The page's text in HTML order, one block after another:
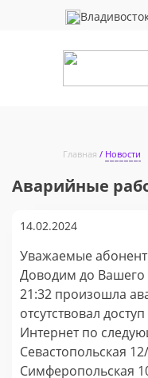
Главная Новости
Аварийные
14.02.2024
Уважаемые
Доводим до Вашего
21:32 произошла
отсутствовал
Интернет по
Севастопольская
Симферопольская